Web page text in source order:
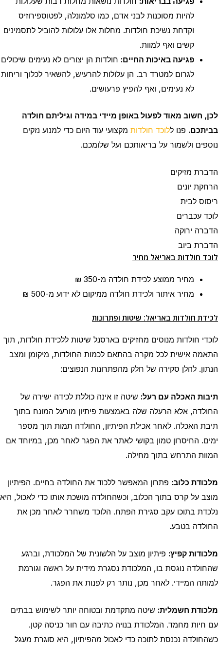
להיות מסוכנות לבני אדם, כמו סלמונלה, לפטוספירוזיס
וקדחת נשיכת חולדות. מחלות אלו עלולות להוביל לתסמינים
קשים ואף למוות.
פגיעה באיכות החיים: חולדות הן יצורים לא נעימים שיכולים
לגרום למטרד רב. הן עלולות להרעיש, להשאיר לכלוך וריחות
לא נעימים, ואף להפיץ פרעושים.
לכן, חשוב מאוד לפעול באופן מיידי במידה וגיליתם חולדה
בביתכם. פנו ללוכד חולדות מקצועי עוד היום כדי למנוע נזקים
נוספים ולשמור על בריאותכם ועל שלומכם.
הדברת מזיקים
הרחקת יונים
ריסוס לבית
לוכד עכברים
הדברה ירוקה
הדברת ביוב
לוכד חולדות באריאל מחיר
מחיר ממוצע לכידת חולדה מ-350 ₪
מחיר איתור ולכידת חולדה ממיקום לא ידוע מ-500 ₪
לכידת חולדות באריאל: שיטות ופתרונות
לוכדי חולדות מנוסים מחזיקים בארסנל שיטות ללכידת חולדות, תוך
התאמה אישית לכל מקרה בהתאם לכמות החולדות, מיקומן ומצב
הנתון. להלן סקירה של חלק מהפתרונות הנפוצים:
תיבות האכלה עם רעל: שיטה זו אינה כוללת לכידה ישירה של
החולדה, אלא הרעלה שלה באמצעות פיתיון מורעל המונח בתוך
תיבת האכלה. לאחר אכילת הפיתיון, החולדה תמות תוך מספר
ימים. החיסרון טמון בקושי לאתר את הפגר לאחר מכן, במיוחד אם
המוות התרחש בתוך מחילה.
מלכודת כלוב: פתרון המאפשר ללכוד את החולדה בחיים. הפיתיון
מוצב על קרס בתוך הכלוב, וכשהחולדה מושכת אותו כדי לאכול, היא
נלכדת בתוכו עקב סגירת הפתח. הלוכד משחרר לאחר מכן את
החולדה בטבע.
מלכודות קפיץ: פיתיון מוצב על הלשונית של המלכודת, וברגע
שהחולדה נוגסת בו, המלכודת נסגרת מידית על ראשה וגורמת
למותה המיידי. לאחר מכן, נותר רק לפנות את הפגר.
מלכודת חשמלית: שיטה מתקדמת ובטוחה יותר לשימוש בבתים
עם חיות מחמד. המלכודת בנויה כתיבה עם חור כניסה קטן.
כשהחולדה נכנסת לתוכה כדי לאכול מהפיתיון, היא סוגרת מעגל